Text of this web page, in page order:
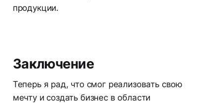
продукции.
Заключение
Теперь я рад, что смог реализовать свою
мечту и создать бизнес в области